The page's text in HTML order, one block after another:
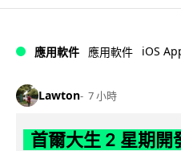
應用軟件 應用軟件 iOS
Lawton 7 小時
首爾大生 2 星期開